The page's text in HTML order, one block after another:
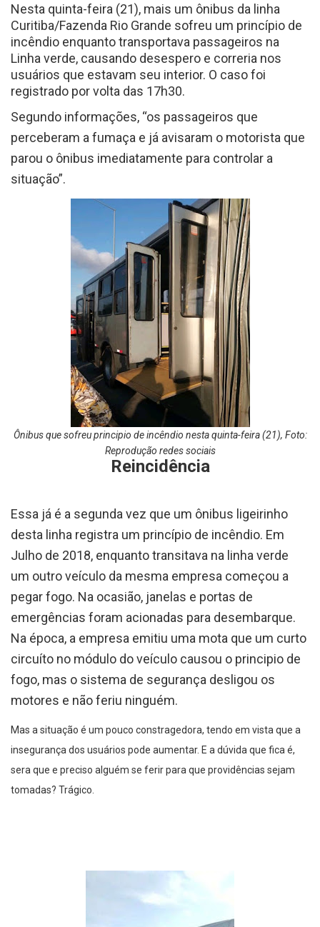
Nesta quinta-feira (21), mais um ônibus da linha
Curitiba/Fazenda Rio Grande sofreu um princípio de
incêndio enquanto transportava passageiros na
Linha verde, causando desespero e correria nos
usuários que estavam seu interior. O caso foi
registrado por volta das 17h30.
Segundo informações, “os passageiros que
perceberam a fumaça e já avisaram o motorista que
parou o ônibus imediatamente para controlar a
situação”.
Ônibus que sofreu principio de incêndio nesta quinta-feira (21), Foto:
Reprodução redes sociais
Reincidência
Essa já é a segunda vez que um ônibus ligeirinho
desta linha registra um princípio de incêndio. Em
Julho de 2018, enquanto transitava na linha verde
um outro veículo da mesma empresa começou a
pegar fogo. Na ocasião, janelas e portas de
emergências foram acionadas para desembarque.
Na época, a empresa emitiu uma mota que um curto
circuíto no módulo do veículo causou o principio de
fogo, mas o sistema de segurança desligou os
motores e não feriu ninguém.
Mas a situação é um pouco constragedora, tendo em vista que a
insegurança dos usuários pode aumentar. E a dúvida que fica é,
sera que e preciso alguém se ferir para que providências sejam
tomadas? Trágico.